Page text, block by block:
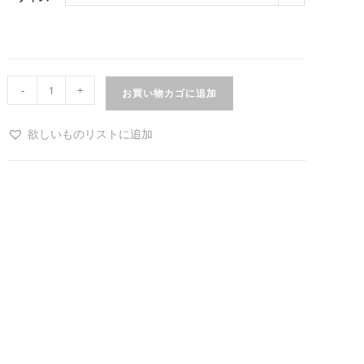
- + お買い物カゴに追加
欲しいものリストに追加